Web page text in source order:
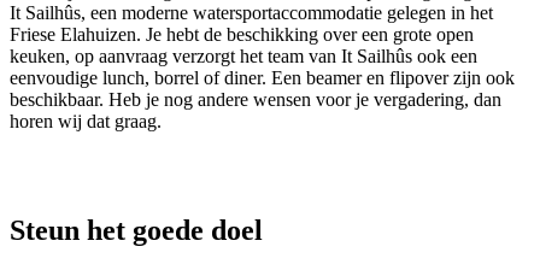
It Sailhûs, een moderne watersportaccommodatie gelegen in het
Friese Elahuizen. Je hebt de beschikking over een grote open
keuken, op aanvraag verzorgt het team van It Sailhûs ook een
eenvoudige lunch, borrel of diner. Een beamer en flipover zijn ook
beschikbaar. Heb je nog andere wensen voor je vergadering, dan
horen wij dat graag.
Steun het goede doel